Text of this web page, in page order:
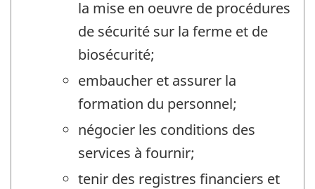
la mise en oeuvre de procédures
de sécurité sur la ferme et de
biosécurité;
embaucher et assurer la
formation du personnel;
négocier les conditions des
services à fournir;
tenir des registres financiers et